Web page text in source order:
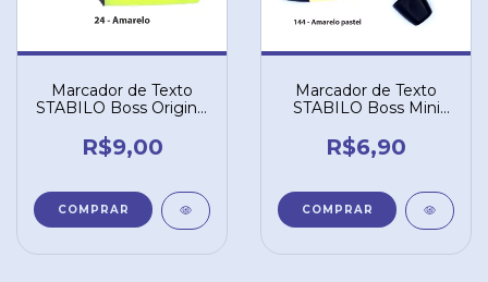
Marcador de Texto
STABILO Boss Original
R$9,00
Marcador de Texto
STABILO Boss Mini
Pastel 144
R$6,90